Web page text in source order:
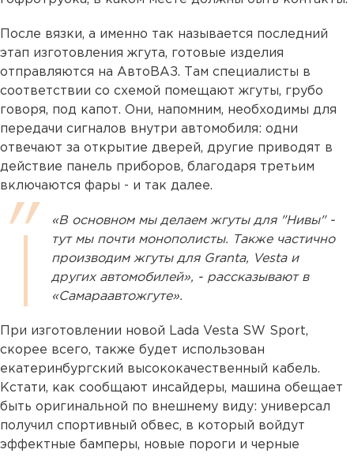
После вязки, а именно так называется последний
этап изготовления жгута, готовые изделия
отправляются на АвтоВАЗ. Там специалисты в
соответствии со схемой помещают жгуты, грубо
говоря, под капот. Они, напомним, необходимы для
передачи сигналов внутри автомобиля: одни
отвечают за открытие дверей, другие приводят в
действие панель приборов, благодаря третьим
включаются фары - и так далее.
«В основном мы делаем жгуты для "Нивы" -
тут мы почти монополисты. Также частично
производим жгуты для Granta, Vesta и
других автомобилей», - рассказывают в
«Самараавтожгуте».
При изготовлении новой Lada Vesta SW Sport,
скорее всего, также будет использован
екатеринбургский высококачественный кабель.
Кстати, как сообщают инсайдеры, машина обещает
быть оригинальной по внешнему виду: универсал
получил спортивный обвес, в который войдут
эффектные бамперы, новые пороги и черные